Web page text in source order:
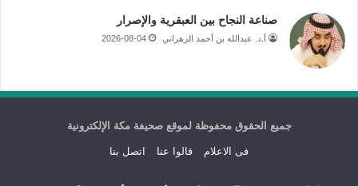
صناعة النجاح بين العبقرية والإصرار
أ.د. عبدالله بن أحمد الزهراني 2026-08-04
جميع الحقوق محفوظة لموقع صحيفة مكة الإلكترونية
فى الاعلام قالوا عنا اتصل بنا